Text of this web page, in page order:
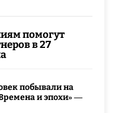
помогут
в 27
побывали на
и эпохи» —